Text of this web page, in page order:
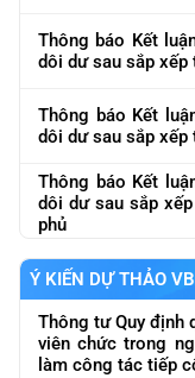
Thông báo Kết
dôi dư sau sắp xếp
Thông báo Kết
dôi dư sau sắp xếp
Thông báo Kết
dôi dư sau sắp
phủ
Ý KIẾN DỰ THẢO
Thông tư Quy định
viên chức trong
làm công tác tiếp